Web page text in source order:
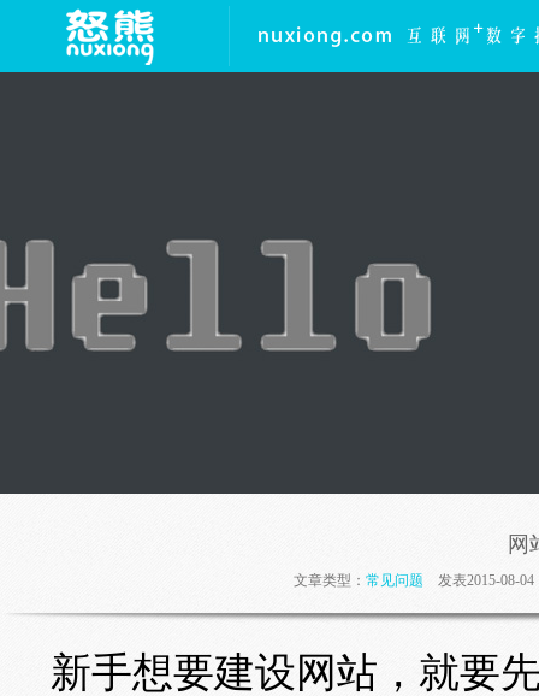
网
文章类型： 常见问题 发表2015-08-
新手想要建设网站，就要